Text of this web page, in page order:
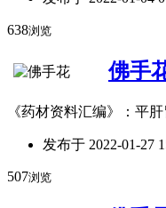
638浏览
佛手
《药材资料汇编》：平肝
发布于 2022-01-27
507浏览